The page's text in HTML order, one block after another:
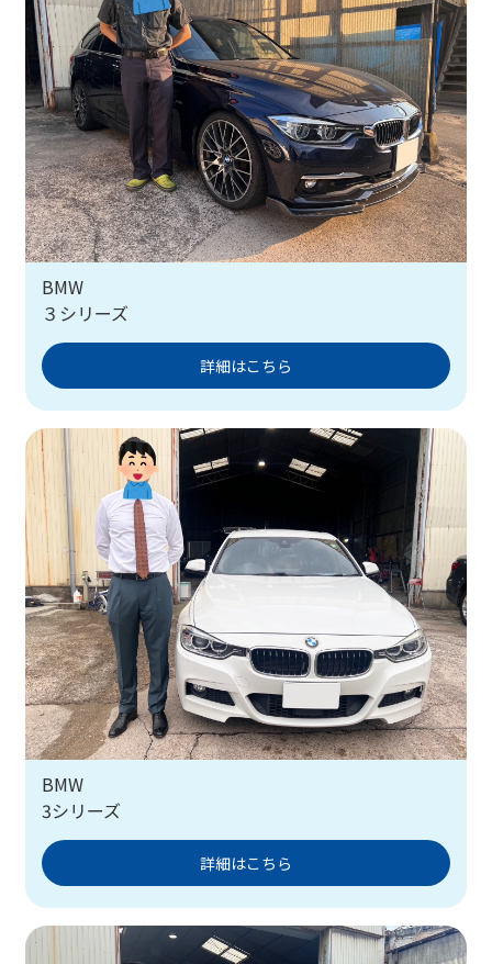
BMW
３シリーズ
詳細はこちら
BMW
3シリーズ
詳細はこちら